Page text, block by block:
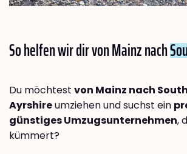
So helfen wir dir von Mainz nach
Du möchtest von Mainz nach South
Ayrshireumziehen und suchst ein
günstiges Umzugsunternehmen,
kümmert?